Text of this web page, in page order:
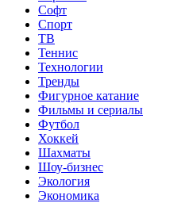
Софт
Спорт
ТВ
Теннис
Технологии
Тренды
Фигурное катание
Фильмы и сериалы
Футбол
Хоккей
Шахматы
Шоу-бизнес
Экология
Экономика